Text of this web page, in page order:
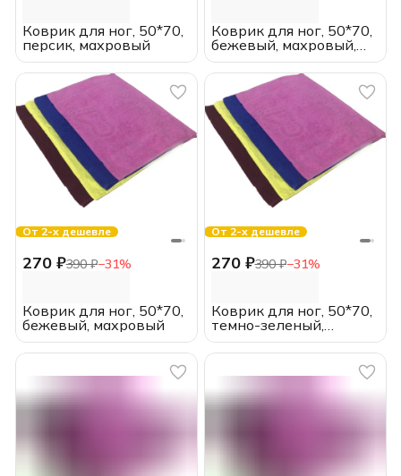
Коврик для ног, 50*70,
персик, махровый
Коврик для ног, 50*70,
бежевый, махровый,
600 гр/м2
От 2-х дешевле
270 ₽390 ₽−31%
Коврик для ног, 50*70,
бежевый, махровый
От 2-х дешевле
270 ₽390 ₽−31%
Коврик для ног, 50*70,
темно-зеленый,
махровый